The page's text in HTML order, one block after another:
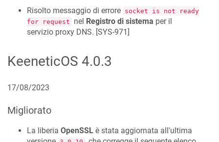
Risolto messaggio di errore socket is not ready
for request
nel Registro di sistema per il
servizio proxy DNS. [SYS-971]
KeeneticOS 4.0.3
17/08/2023
Migliorato
La liberia OpenSSL è stata aggiornata all'ultima